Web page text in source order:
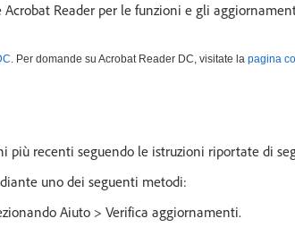
Reader per le funzioni e gli
. Per domande su Acrobat Reader DC, visitate la pagina
recenti seguendo le istruzioni riportate di
uno dei seguenti metodi:
Aiuto > Verifica aggiornamenti.